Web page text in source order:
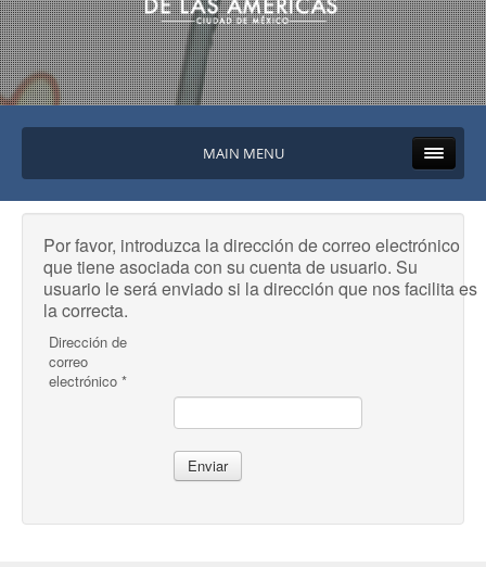
MAIN MENU
Por favor, introduzca la dirección de correo electrónico
que tiene asociada con su cuenta de usuario. Su
usuario le será enviado si la dirección que nos facilita es
la correcta.
Dirección de
correo
electrónico *
Enviar